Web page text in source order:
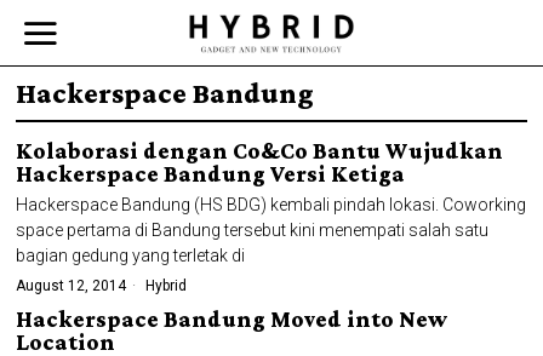
Hackerspace Bandung
Kolaborasi dengan Co&Co Bantu Wujudkan
Hackerspace Bandung Versi Ketiga
Hackerspace Bandung (HS BDG) kembali pindah lokasi. Coworking
space pertama di Bandung tersebut kini menempati salah satu
bagian gedung yang terletak di
August 12, 2014 Hybrid
Hackerspace Bandung Moved into New
Location